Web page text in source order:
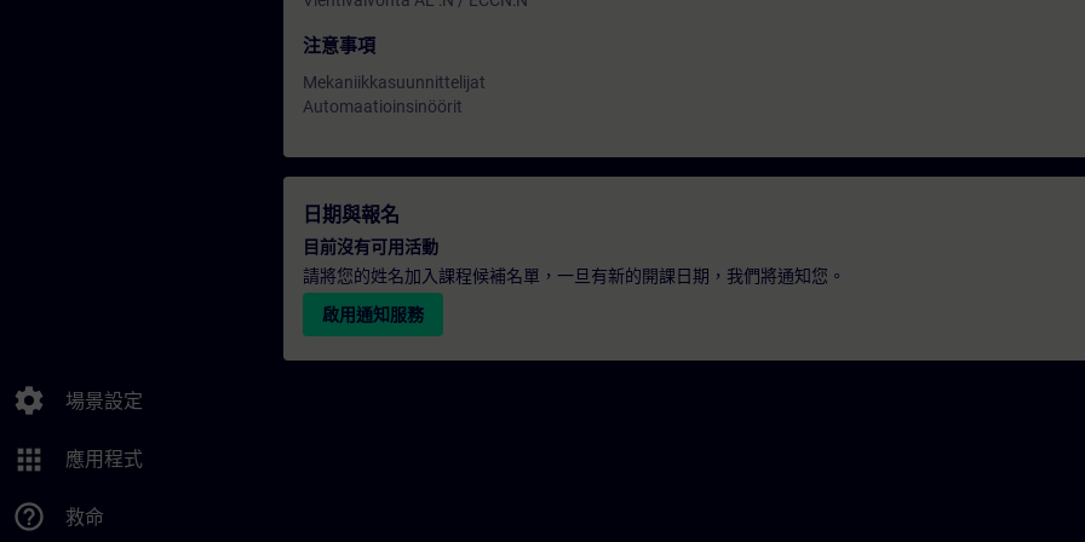
settings 場景設定
apps 應用程式
help_outline 救命
注意事項
Mekaniikkasuunnittelijat
Automaatioinsinöörit
日期與報名
目前沒有可用活動
請將您的姓名加入課程候補名單，一旦有新的開課日期，我們將通知您。
啟用通知服務